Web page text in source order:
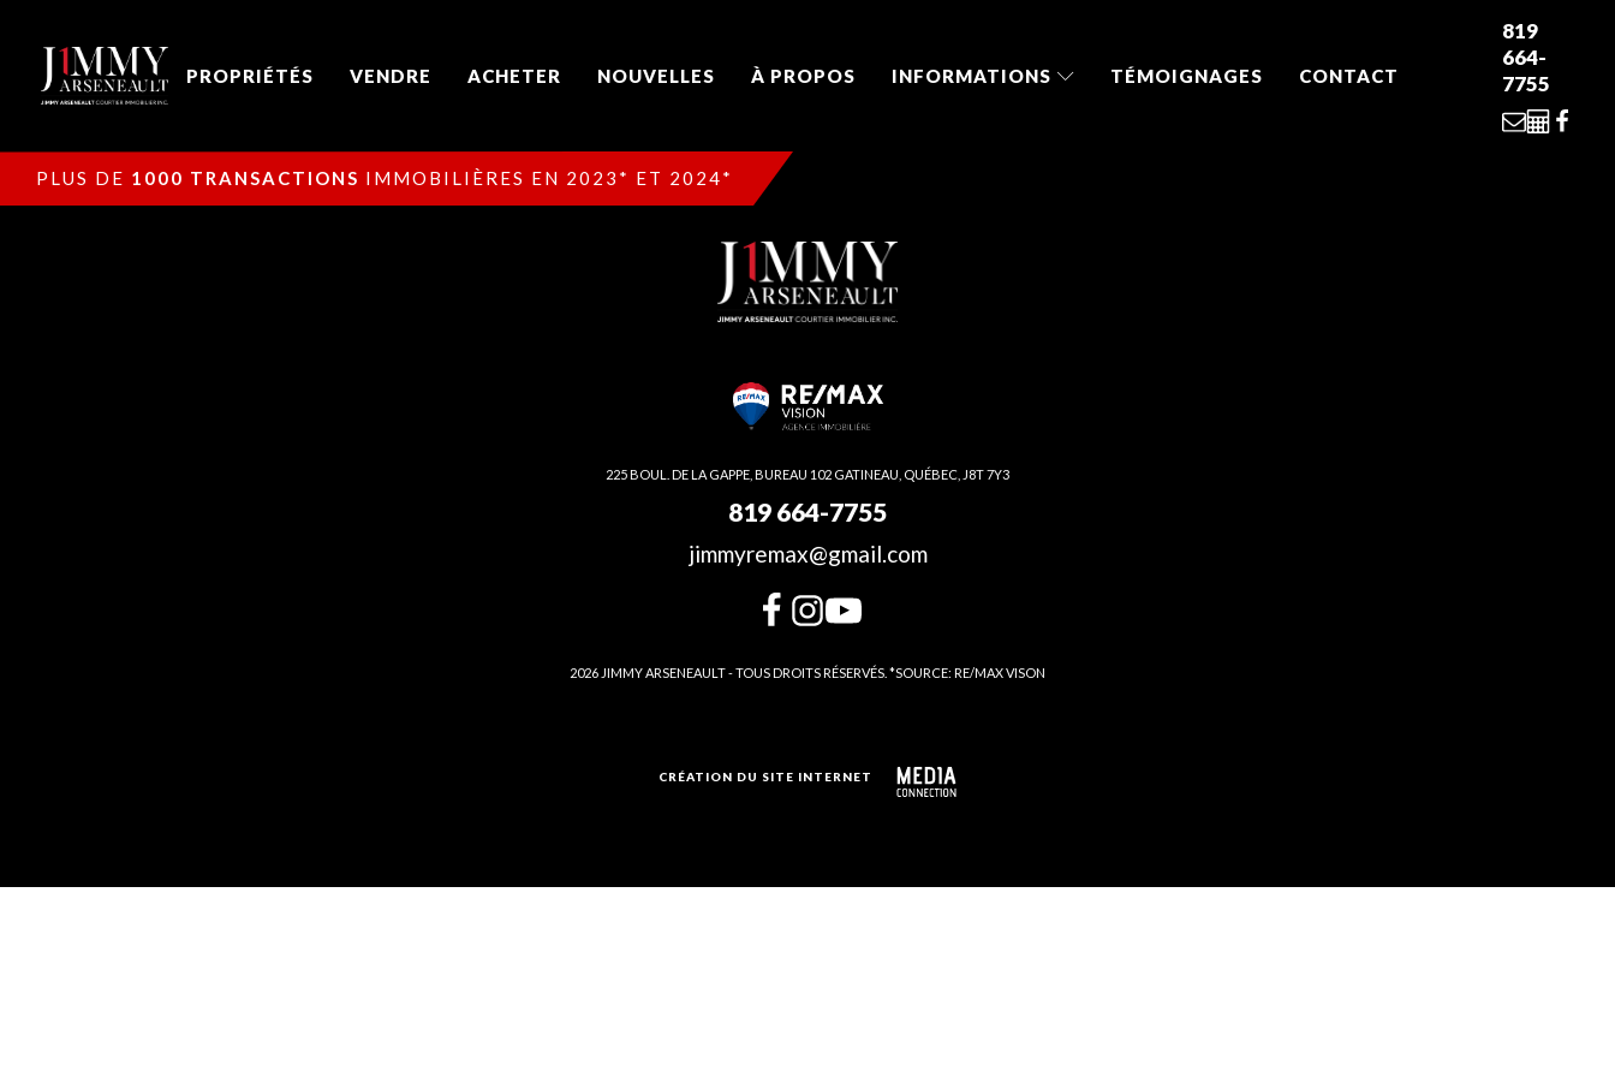
PROPRIÉTÉS VENDRE ACHETER NOUVELLES À PROPOS INFORMATIONS TÉMOIGNAGES CONTACT
819
664-
7755
PLUS DE 1000 TRANSACTIONS IMMOBILIÈRES EN 2023* ET 2024*
225 BOUL. DE LA GAPPE, BUREAU 102 GATINEAU, QUÉBEC, J8T 7Y3
819 664-7755
jimmyremax@gmail.com
2026 JIMMY ARSENEAULT - TOUS DROITS RÉSERVÉS. *SOURCE: RE/MAX VISON
CRÉATION DU SITE INTERNET